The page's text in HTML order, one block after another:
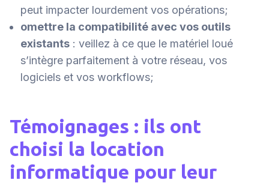
peut impacter lourdement vos opérations;
omettre la compatibilité avec vos outils
existants : veillez à ce que le matériel loué
s’intègre parfaitement à votre réseau, vos
logiciels et vos workflows;
Témoignages : ils ont
choisi la location
informatique pour leur